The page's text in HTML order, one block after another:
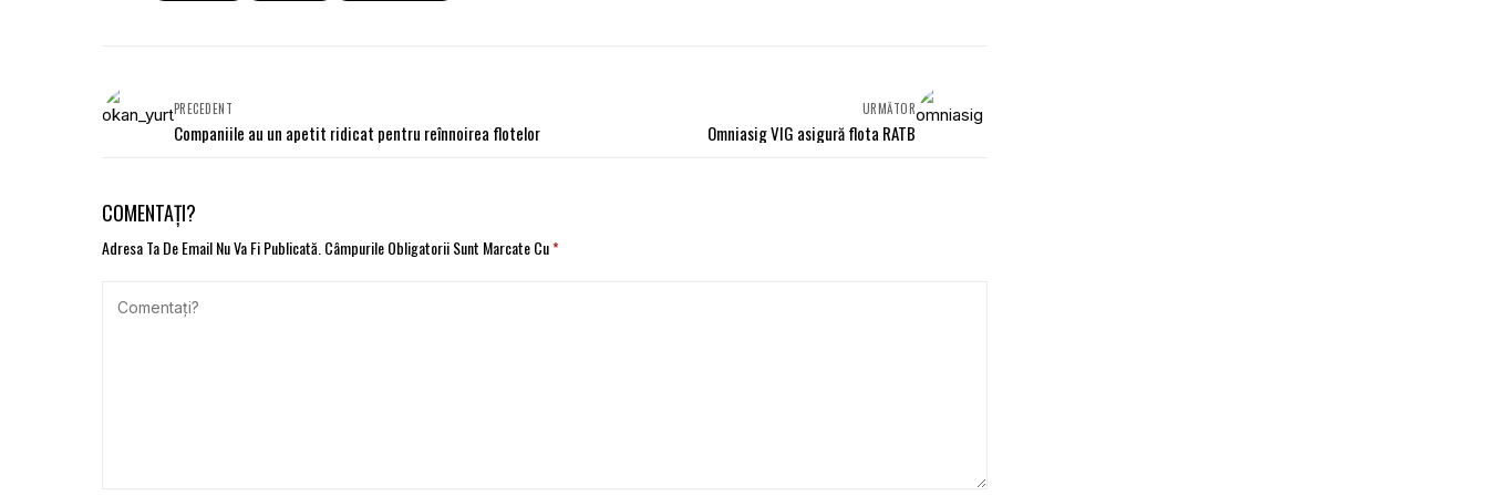
PRECEDENT
Companiile au un apetit ridicat pentru reînnoirea flotelor
URMĂTOR
Omniasig VIG asigură flota RATB
COMENTAȚI?
Adresa Ta De Email Nu Va Fi Publicată. Câmpurile Obligatorii Sunt Marcate Cu*